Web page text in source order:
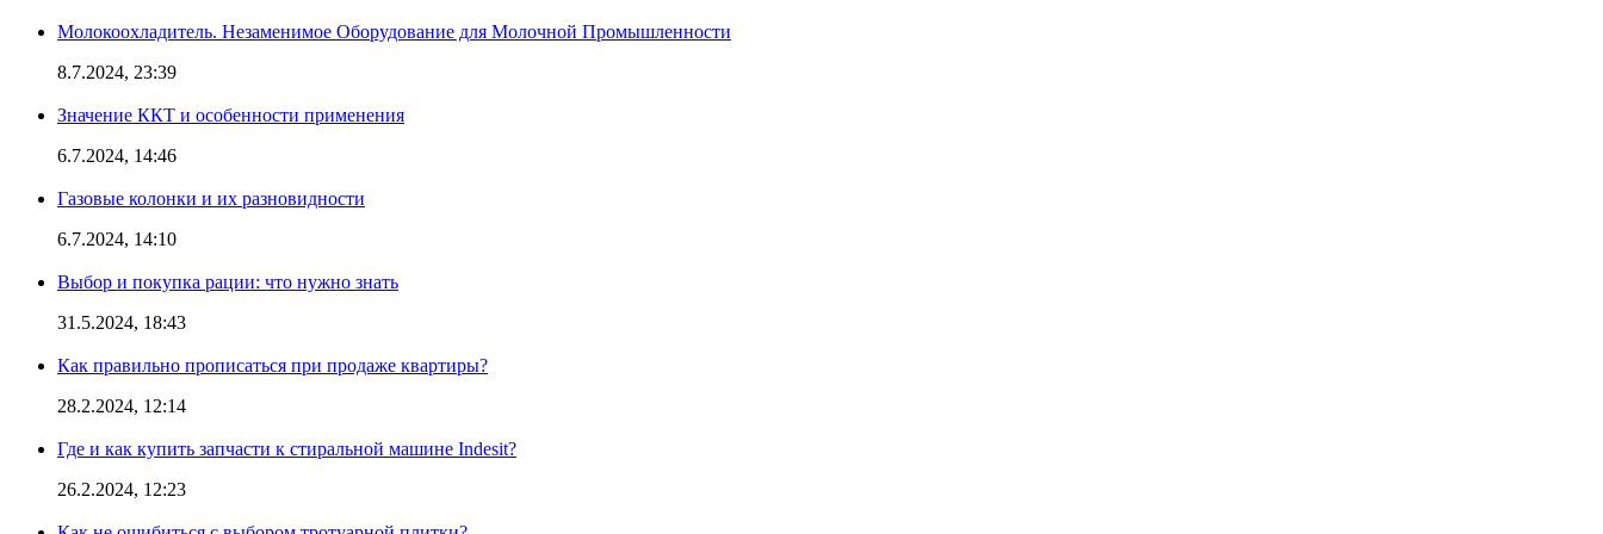
Молокоохладитель. Незаменимое Оборудование для Молочной Промышленности
8.7.2024, 23:39
Значение ККТ и особенности применения
6.7.2024, 14:46
Газовые колонки и их разновидности
6.7.2024, 14:10
Выбор и покупка рации: что нужно знать
31.5.2024, 18:43
Как правильно прописаться при продаже квартиры?
28.2.2024, 12:14
Где и как купить запчасти к стиральной машине Indesit?
26.2.2024, 12:23